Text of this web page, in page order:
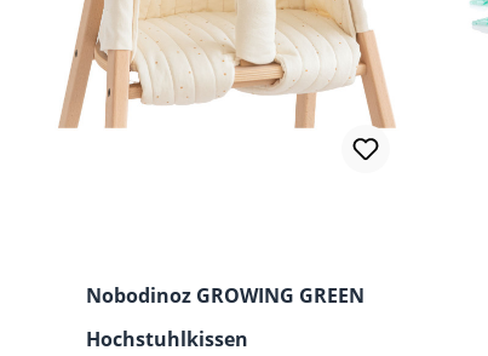
Nobodinoz GROWING GREEN
Hochstuhlkissen